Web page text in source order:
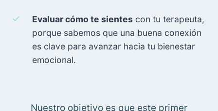
Evaluar cómo te sientescon tu terapeuta,
porque sabemos que una buena conexión
es clave para avanzar hacia tu bienestar
emocional.
Nuestro objetivo es que este primer